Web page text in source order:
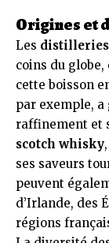
Origines et
Les distilleries
coins du
cette boisson
par exemple,
raffinement et
scotch whisky
ses saveurs
peuvent
d’Irlande, des
régions